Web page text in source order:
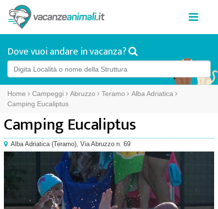
Dove vuoi andare in vacanza?
Home Campeggi Abruzzo Teramo
Alba Adriatica
Camping Eucaliptus
Camping Eucaliptus
Alba Adriatica(Teramo), Via Abruzzo n. 69